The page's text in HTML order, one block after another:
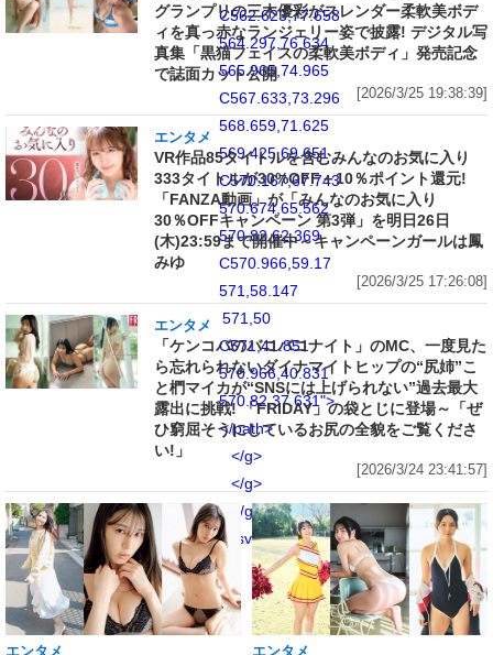
C562.623,77.658
564.297,76.634
565.965,74.965
C567.633,73.296
568.659,71.625
569.425,69.651
C570.167,67.743
570.674,65.562
570.82,62.369
C570.966,59.17
571,58.147
571,50
C571,41.851
570.966,40.831
570.82,37.631">
</path>
</g>
</g>
</g>
</svg>
グランプリの三木優彩がスレンダー柔軟美ボデ
ィを真っ赤なランジェリー姿で披露! デジタル写
真集「黒猫フェイスの柔軟美ボディ」発売記念
で誌面カット公開
[2026/3/25 19:38:39]
エンタメ
VR作品85タイトルを含むみんなのお気に入り
333タイトルが30%OFF＋10％ポイント還元!
「FANZA動画」が「みんなのお気に入り
30％OFFキャンペーン 第3弾」を明日26日
(木)23:59まで開催中～キャンペーンガールは鳳
みゆ
[2026/3/25 17:26:08]
エンタメ
「ケンコバのバコバコナイト」のMC、一度見た
ら忘れられないダイナマイトヒップの“尻姉”こ
と椚マイカが“SNSには上げられない”過去最大
露出に挑戦! 「FRIDAY」の袋とじに登場～「ぜ
ひ窮屈そうにしているお尻の全貌をご覧くださ
い!」
[2026/3/24 23:41:57]
エンタメ エンタメ